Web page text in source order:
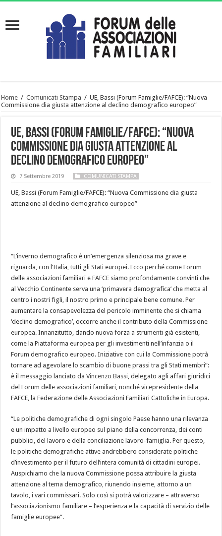
Home / Comunicati Stampa / UE, Bassi (Forum Famiglie/FAFCE): “Nuova
Commissione dia giusta attenzione al declino demografico europeo”
UE, Bassi (Forum Famiglie/FAFCE): “Nuova
Commissione dia giusta attenzione al
declino demografico europeo”
7 Settembre 2019 COMUNICATI STAMPA
UE, Bassi (Forum Famiglie/FAFCE): “Nuova Commissione dia giusta
attenzione al declino demografico europeo”
“L’inverno demografico è un’emergenza silenziosa ma grave e
riguarda, con l’Italia, tutti gli Stati europei. Ecco perché come Forum
delle associazioni familiari e FAFCE siamo profondamente convinti che
al Vecchio Continente serva una ‘primavera demografica’ che metta al
centro i nostri figli, il nostro primo e principale bene comune. Per
aumentare la consapevolezza del pericolo imminente che si chiama
‘declino demografico’, occorre anche il contributo della Commissione
europea. Innanzitutto, dando nuova forza a strumenti già esistenti,
come la Piattaforma europea per gli investimenti nell’infanzia o il
Forum demografico europeo. Iniziative con cui la Commissione potrà
tornare ad agevolare lo scambio di buone prassi tra gli Stati membri”:
è il messaggio lanciato daVincenzo Bassi , delegato agli affari giuridici
del Forum delle associazioni familiari, nonché vicepresidente della
FAFCE, la Federazione delle Associazioni Familiari Cattoliche in Europa.
“Le politiche demografiche di ogni singolo Paese hanno una rilevanza
e un impatto a livello europeo sul piano della concorrenza, dei conti
pubblici, del lavoro e della conciliazione lavoro-famiglia. Per questo,
le politiche demografiche attive andrebbero considerate politiche
d’investimento per il futuro dell’intera comunità di cittadini europei.
Auspichiamo che la nuova Commissione possa attribuire la giusta
attenzione al tema demografico, riunendo insieme, attorno a un
tavolo, i vari commissari. Solo così si potrà valorizzare – attraverso
l’associazionismo familiare – l’esperienza e la capacità di servizio delle
famiglie europee”.